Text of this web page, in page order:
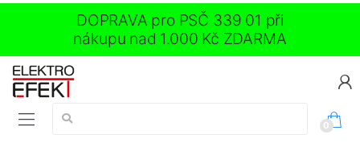
DOPRAVA pro PSČ 339 01 při
nákupu nad 1.000 Kč ZDARMA
Vyhledávání:
0